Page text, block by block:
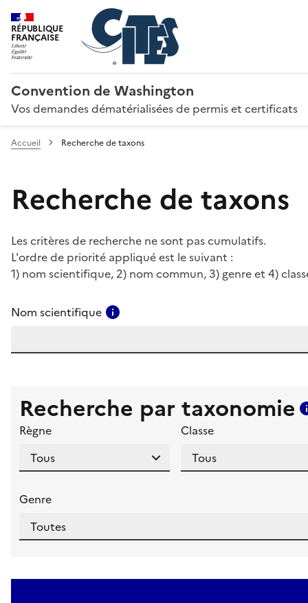
RÉPUBLIQUE
FRANÇAISE
Convention de Washington
Vos demandes dématérialisées de permis et certificats
Accueil Recherche de taxons
Recherche de taxons
Les critères de recherche ne sont pas cumulatifs.
L'ordre de priorité appliqué est le suivant :
1) nom scientifique, 2) nom commun, 3) genre et 4)
Nom scientifique
Recherche par taxonomie
Règne Classe
Genre